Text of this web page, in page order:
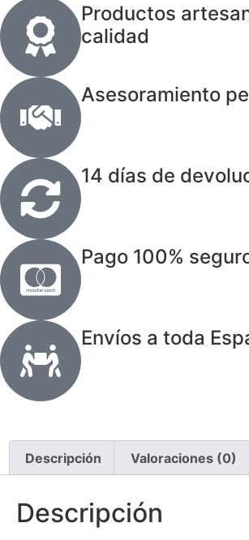
Productos
calidad
Asesoramiento
14 días de
Pago 100%
Envíos a toda
Descripción Valoraciones (0)
Descripción